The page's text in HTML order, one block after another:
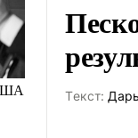
Tекст: